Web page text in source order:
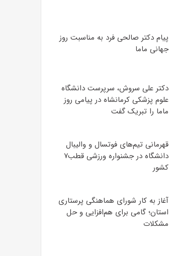
پیام دکتر صالحی فرد به مناسبت روز
جهانی ماما
دکتر علی سروش، سرپرست دانشگاه
علوم پزشکی کرمانشاه در پیامی روز
ماما را تبریک گفت
قهرمانی تیم‌های فوتسال و والیبال
دانشگاه در جشنواره ورزشی قطب۷
کشور
آغاز به کار شورای هماهنگی پرستاری
استان؛ گامی برای هم‌افزایی و حل
مشکلات